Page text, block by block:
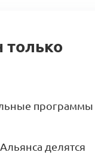
только
программы
делятся